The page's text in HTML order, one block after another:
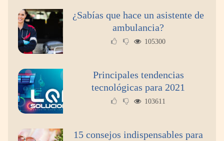
de Guadalupe
La cartera vencida hipotecaria aumenta al
doble de velocidad que la cartera sana en
¿Sabías que hace un asistente de
ambulancia?
105300
Principales tendencias
tecnológicas para 2021
103611
15 consejos indispensables para